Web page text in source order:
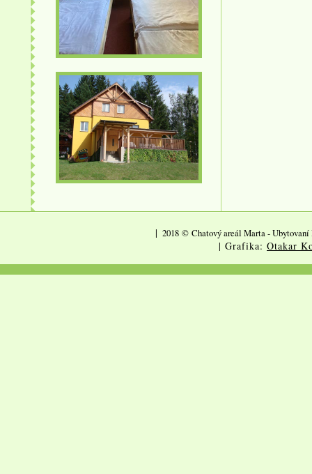
| 2018 © Chatový areál Marta -
| Grafika: Otakar